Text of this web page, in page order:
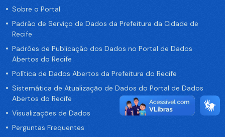
Sobre o Portal
Padrão de Serviço de Dados da Prefeitura da Cidade de
Recife
Padrões de Publicação dos Dados no Portal de Dados
Abertos do Recife
Política de Dados Abertos da Prefeitura do Recife
Sistemática de Atualização de Dados do Portal de Dados
Abertos do Recife
Visualizações de Dados
Perguntas Frequentes